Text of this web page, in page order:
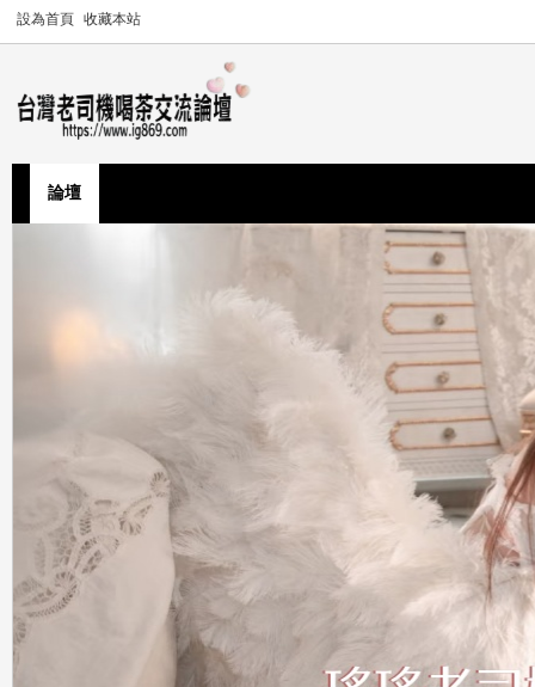
設為首頁 收藏本站
論壇